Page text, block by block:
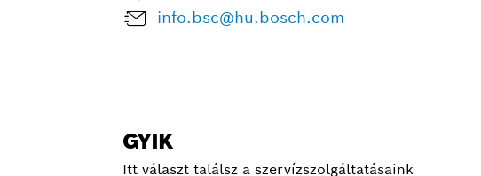
info.bsc@hu.bosch.com
GYIK
Itt választ találsz a szervízszolgáltatásaink